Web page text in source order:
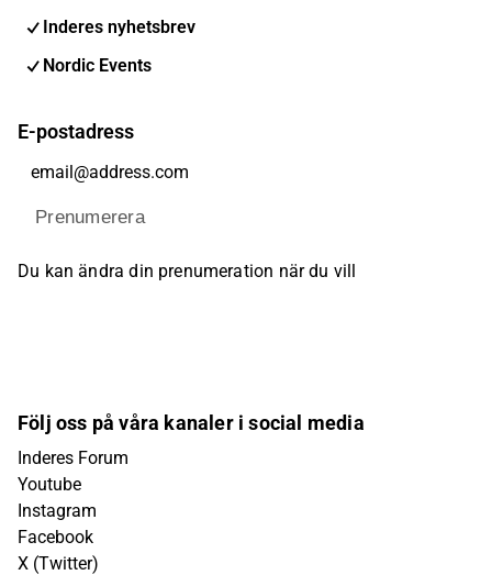
Inderes nyhetsbrev
Nordic Events
E-postadress
Prenumerera
Du kan ändra din prenumeration när du vill
Följ oss på våra kanaler i social media
Inderes Forum
Youtube
Instagram
Facebook
X (Twitter)